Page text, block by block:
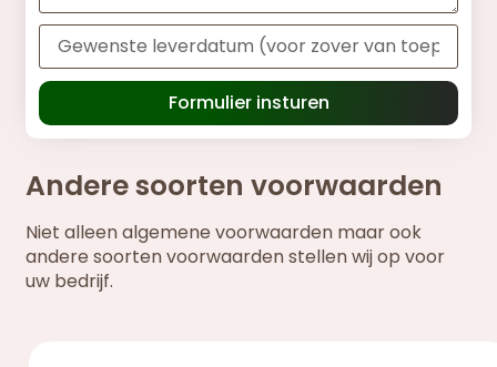
Formulier insturen
Andere soorten voorwaarden
Niet alleen algemene voorwaarden maar ook
andere soorten voorwaarden stellen wij op voor
uw bedrijf.